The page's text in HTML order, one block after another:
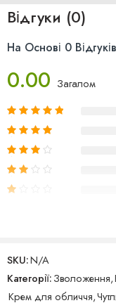
Відгуки (0)
На Основі 0 Відгуків
0.00 Загалом
Поки що відгуків немає
SKU:N/A
Категорії:Зволоження,
Крем для обличчя,